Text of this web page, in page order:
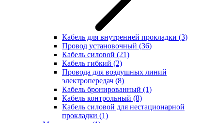
Кабель для внутренней прокладки (3)
Провод установочный (36)
Кабель силовой (21)
Кабель гибкий (2)
Провода для воздушных линий
электропередач (8)
Кабель бронированный (1)
Кабель контрольный (8)
Кабель силовой для нестационарной
прокладки (1)